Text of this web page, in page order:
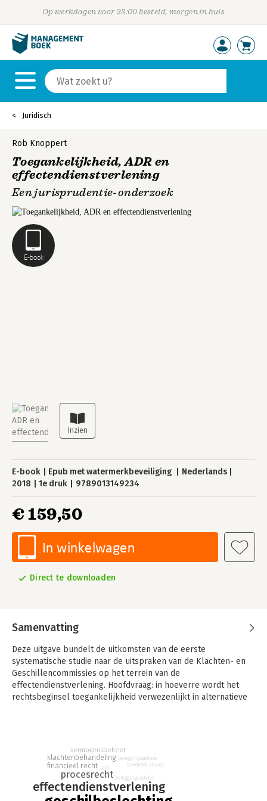
Op werkdagen voor 23:00 besteld, morgen in huis
Juridisch
E-book
Rob Knoppert
Toegankelijkheid, ADR en
effectendienstverlening
Een jurisprudentie-onderzoek
E-book Epub met watermerkbeveiliging
Nederlands
2018
1e druk 9789013149234
€ 159,50
In winkelwagen
Direct te downloaden
Samenvatting
Deze uitgave bundelt de uitkomsten van de eerste
systematische studie naar de uitspraken van de Klachten- en
Geschillencommissies op het terrein van de
effectendienstverlening. Hoofdvraag: in hoeverre wordt het
rechtsbeginsel toegankelijkheid verwezenlijkt in alternatieve
Wordt het rechtsbeginsel toegankelijkheid verwezenlijkt in
alternatieve procedures van geschilbeslechting op het gebied
van effectendienstverlening? Lange tijd ontbrak het aan een
systematische analyse omtrent dit complexe vraagstuk.
effectendienstverlening
procesrecht
financieel recht
klachtenbehandeling
vermogensbeheer
beleggingsadvies
beleggingsadvies
adr
bindend advies